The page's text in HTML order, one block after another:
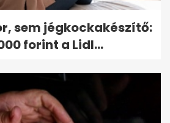
sem jégkockakészítő:
forint a Lidl...